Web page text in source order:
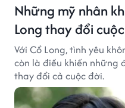
Những mỹ nhân
Long thay đổi
Với Cổ Long, tình yêu
còn là điều khiến những
thay đổi cả cuộc đời.